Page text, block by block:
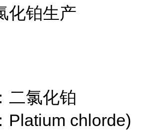
化铂生产
二氯化铂
Platium chlorde)